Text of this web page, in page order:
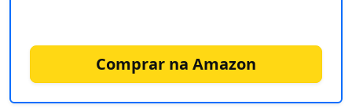
Comprar na Amazon